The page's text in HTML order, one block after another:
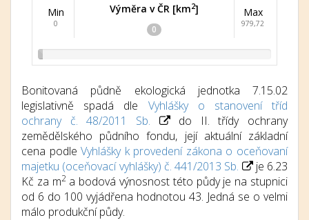
Min
0
Výměra v ČR [km2]
0
Max
979,72
Bonitovaná půdně ekologická jednotka 7.15.02
legislativně spadá dle Vyhlášky o stanovení tříd
ochrany č. 48/2011 Sb.
do II. třídy ochrany
zemědělského půdního fondu, její aktuální základní
cena podleVyhlášky k provedení zákona o oceňovaní
majetku (oceňovací vyhlášky) č. 441/2013 Sb.
je 6.23
Kč za m2a bodová výnosnost této půdy je na stupnici
od 6 do 100 vyjádřena hodnotou 43. Jedná se o velmi
málo produkční půdy.